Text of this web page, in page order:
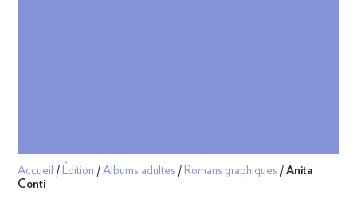
Accueil / Édition /Albums adultes / Romans graphiques /Anita
Conti